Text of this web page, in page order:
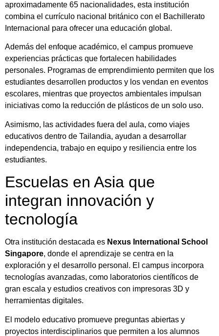
aproximadamente 65 nacionalidades, esta institución
combina el currículo nacional británico con el Bachillerato
Internacional para ofrecer una educación global.
Además del enfoque académico, el campus promueve
experiencias prácticas que fortalecen habilidades
personales. Programas de emprendimiento permiten que los
estudiantes desarrollen productos y los vendan en eventos
escolares, mientras que proyectos ambientales impulsan
iniciativas como la reducción de plásticos de un solo uso.
Asimismo, las actividades fuera del aula, como viajes
educativos dentro de Tailandia, ayudan a desarrollar
independencia, trabajo en equipo y resiliencia entre los
estudiantes.
Escuelas en Asia que
integran innovación y
tecnología
Otra institución destacada es Nexus International School
Singapore, donde el aprendizaje se centra en la
exploración y el desarrollo personal. El campus incorpora
tecnologías avanzadas, como laboratorios científicos de
gran escala y estudios creativos con impresoras 3D y
herramientas digitales.
El modelo educativo promueve preguntas abiertas y
proyectos interdisciplinarios que permiten a los alumnos